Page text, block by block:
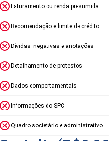
Faturamento ou renda presumida
Recomendação e limite de crédito
Dívidas, negativas e anotações
Detalhamento de protestos
Dados comportamentais
Informações do SPC
Quadro societário e administrativo